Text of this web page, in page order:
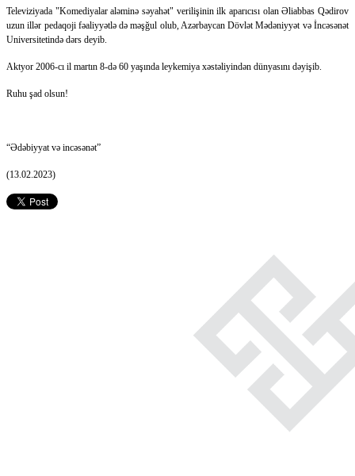
Televiziyada "Komediyalar aləminə səyahət" verilişinin ilk aparıcısı olan Əliabbas Qədirov
uzun illər pedaqoji fəaliyyətlə də məşğul olub, Azərbaycan Dövlət Mədəniyyət və İncəsənət
Universitetində dərs deyib.
Aktyor 2006-cı il martın 8-də 60 yaşında leykemiya xəstəliyindən dünyasını dəyişib.
Ruhu şad olsun!
“Ədəbiyyat və incəsənət”
(13.02.2023)